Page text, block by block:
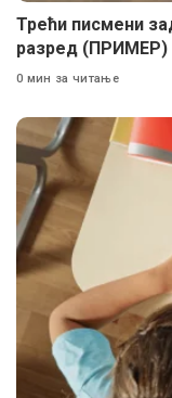
Трећи писмени
разред (ПРИМЕР)
0 мин за читање